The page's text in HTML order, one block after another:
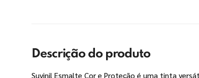
Descrição do produto
Suvinil Esmalte Cor e Proteção é uma tinta